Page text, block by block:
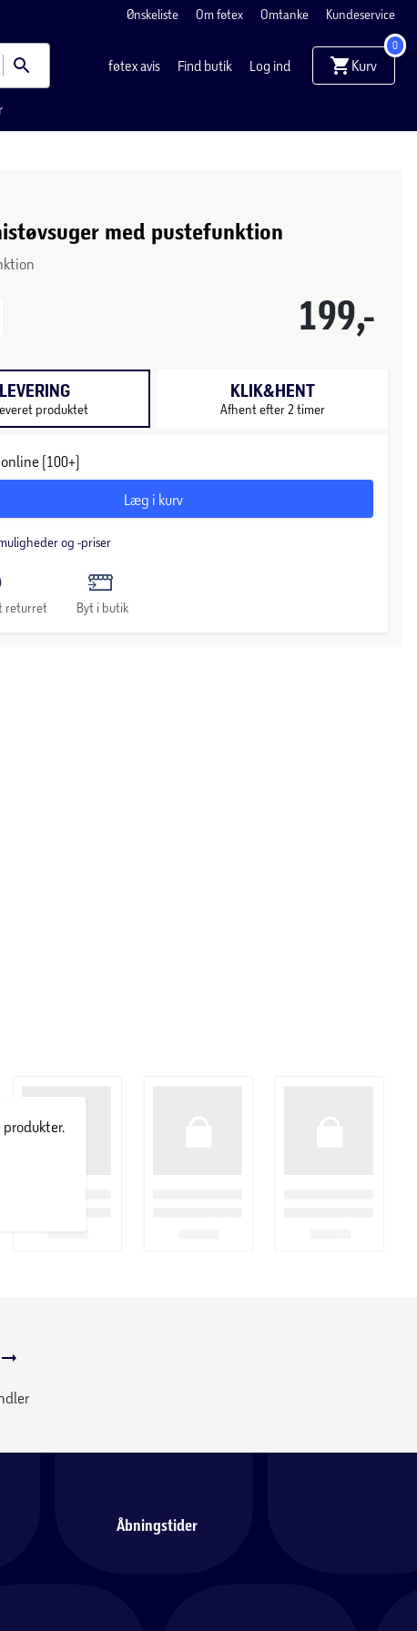
Ønskeliste Om føtex Omtanke Kundeservice
føtex avis Find butik Log ind Kurv
0
med pustefunktion
199,-
LEVERING
produktet
KLIK&HENT
Afhent efter 2 timer
(100+)
Læg i kurv
og -priser
returret Byt i butik
produkter.
Åbningstider